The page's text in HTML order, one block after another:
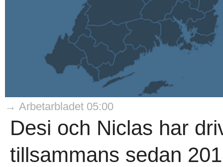
→ Arbetarbladet 05:00
Desi och Niclas har
tillsammans sedan